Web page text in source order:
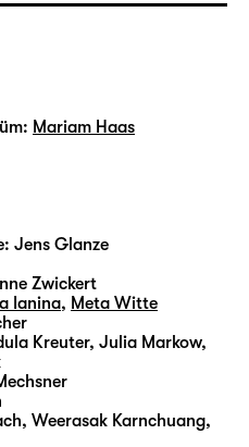
hat, gehört fest
und ist
worden.
Autor und
Inszenierungen
widmet er sich auch
Erwachen!
oder „Nathan“.
für
mit
Er inszenierte u.
Keupstraße“, bei
von 2004 auf der
zu Wort kamen,
„NSU 2.0“ und
Mariam Haas
Jens Glanze
Zwickert
Ianina, Meta Witte
Kreuter, Julia Markow,
Weerasak Karnchuang,